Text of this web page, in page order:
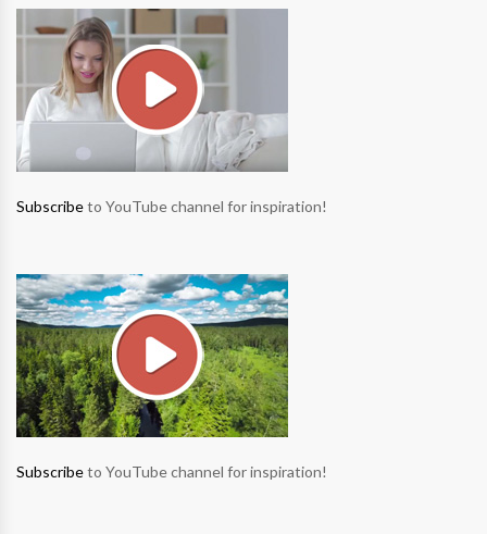
Subscribeto YouTube channel for inspiration!
Subscribeto YouTube channel for inspiration!